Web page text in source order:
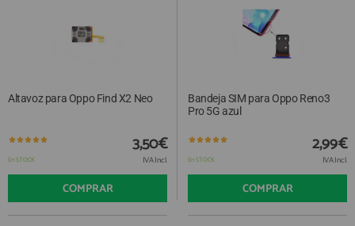
Altavoz para Oppo Find X2 Neo
En STOCK
3,50€
IVA Incl.
COMPRAR
Bandeja SIM para Oppo Reno3
Pro 5G azul
En STOCK
2,99€
IVA Incl.
COMPRAR